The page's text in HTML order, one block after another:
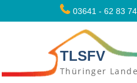
03641 - 62 83
TLSFV
Thüringer